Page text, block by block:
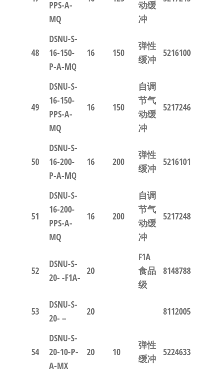
PPS-A-
MQ
动缓
冲
48
DSNU-S-
16-150-
P-A-MQ
16 150
弹性
缓冲
5216100
49
DSNU-S-
16-150-
PPS-A-
MQ
16 150
自调
节气
动缓
冲
5217246
50
DSNU-S-
16-200-
P-A-MQ
16 200
弹性
缓冲
5216101
51
DSNU-S-
16-200-
PPS-A-
MQ
16 200
自调
节气
动缓
冲
5217248
52
DSNU-S-
20- -F1A-
20
F1A
食品
级
8148788
53
DSNU-S-
20- –
20 8112005
54
DSNU-S-
20-10-P-
A-MX
20 10
弹性
缓冲
5224633